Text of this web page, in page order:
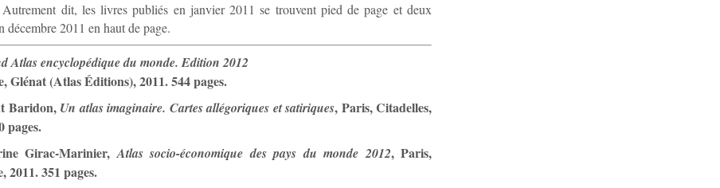
Autrement dit, les livres publiés en janvier 2011 se trouvent pied de page et deux
décembre 2011 en haut de page.
Atlas encyclopédique du monde. Edition 2012
Glénat (Atlas Éditions), 2011. 544 pages.
Baridon, Un atlas imaginaire. Cartes allégoriques et satiriques, Paris, Citadelles,
pages.
Girac-Marinier,Atlas socio-économique des pays du monde 2012, Paris,
2011. 351 pages.